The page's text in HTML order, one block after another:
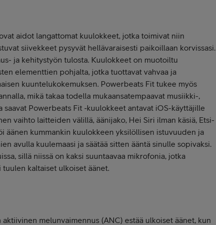
aidot langattomat kuulokkeet, jotka toimivat niin
siivekkeet pysyvät hellävaraisesti paikoillaan korvissasi.
ja kehitystyön tulosta. Kuulokkeet on muotoiltu
elementtien pohjalta, jotka tuottavat vahvaa ja
kuuntelukokemuksen. Powerbeats Fit tukee myös
mikä takaa todella mukaansatempaavat musiikki-,
Powerbeats Fit ‑kuulokkeet antavat iOS-käyttäjille
vaihto laitteiden välillä, äänijako, Hei Siri ilman käsiä, Etsi-
äänen kummankin kuulokkeen yksilöllisen istuvuuden ja
avulla kuulemaasi ja säätää sitten ääntä sinulle sopivaksi.
sillä niissä on kaksi suuntaavaa mikrofonia, jotka
tuulen kaltaiset ulkoiset äänet.
melunvaimennus (ANC) estää ulkoiset äänet, kun